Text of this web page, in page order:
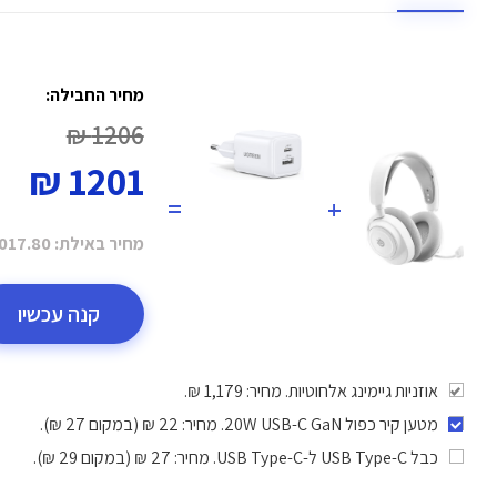
+
=
מחיר החבילה:
1206 ₪
1201 ₪
מחיר באילת: ₪
קנה עכשיו
אוזניות גיימינג אלחוטיות. מחיר: 1,179 ₪.
מטען קיר כפול 20W USB-C GaN
. מחיר: 22 ₪ (במקום 27 ₪).
כבל USB Type-C ל-USB Type-C
. מחיר: 27 ₪ (במקום 29 ₪).